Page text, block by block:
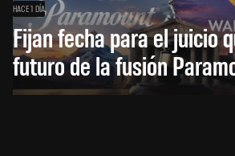
HACE 1 DÍA
Fijan fecha para el juicio
futuro de la fusión